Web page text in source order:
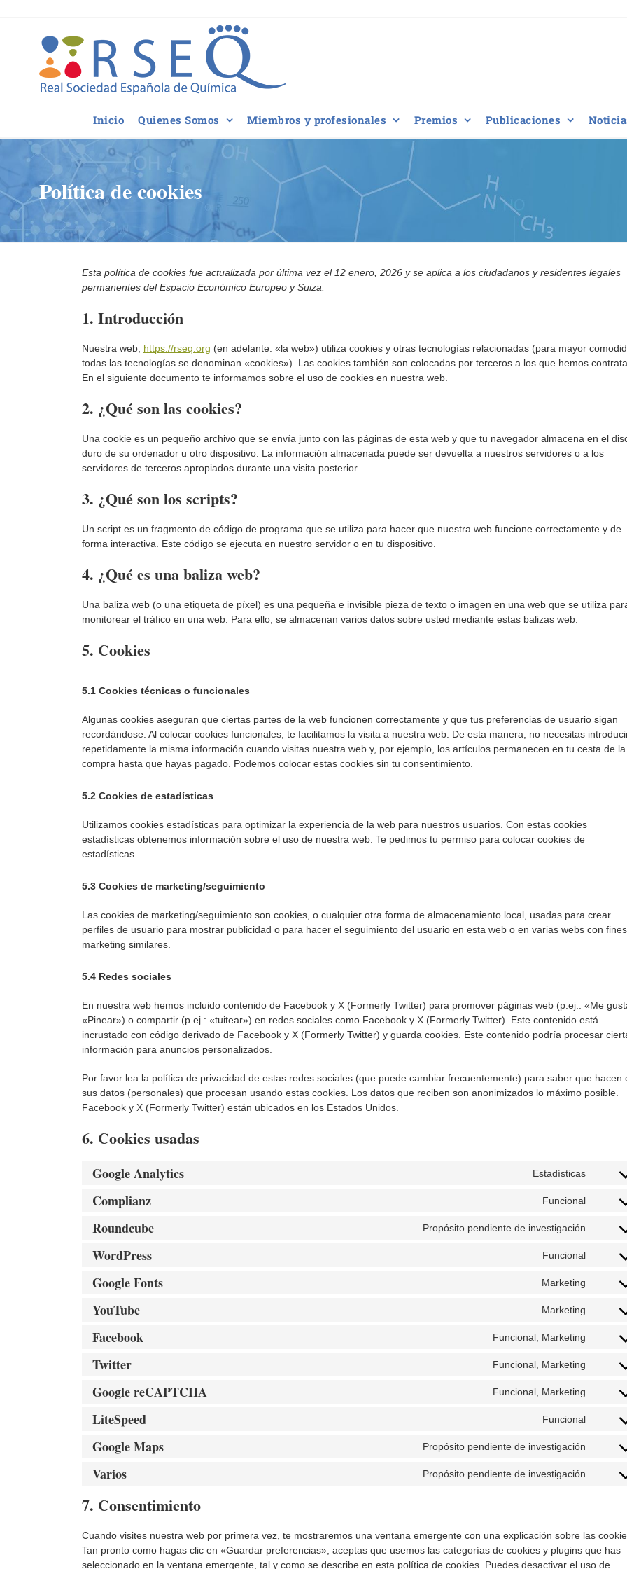
contenido
Inicio Quienes Somos Miembros y profesionales Premios Publicaciones
Política de cookies
Esta política de cookies fue actualizada por última vez el 12 enero, 2026 y se aplica a los ciudadanos y residentes legales
permanentes del Espacio Económico Europeo y Suiza.
1. Introducción
Nuestra web, https://rseq.org (en adelante: «la web») utiliza cookies y otras tecnologías relacionadas (para mayor
todas las tecnologías se denominan «cookies»). Las cookies también son colocadas por terceros a los que hemos
En el siguiente documento te informamos sobre el uso de cookies en nuestra web.
2. ¿Qué son las cookies?
Una cookie es un pequeño archivo que se envía junto con las páginas de esta web y que tu navegador almacena en el
duro de su ordenador u otro dispositivo. La información almacenada puede ser devuelta a nuestros servidores o a los
servidores de terceros apropiados durante una visita posterior.
3. ¿Qué son los scripts?
Un script es un fragmento de código de programa que se utiliza para hacer que nuestra web funcione correctamente y de
forma interactiva. Este código se ejecuta en nuestro servidor o en tu dispositivo.
4. ¿Qué es una baliza web?
Una baliza web (o una etiqueta de píxel) es una pequeña e invisible pieza de texto o imagen en una web que se utiliza
monitorear el tráfico en una web. Para ello, se almacenan varios datos sobre usted mediante estas balizas web.
5. Cookies
5.1 Cookies técnicas o funcionales
Algunas cookies aseguran que ciertas partes de la web funcionen correctamente y que tus preferencias de usuario sigan
recordándose. Al colocar cookies funcionales, te facilitamos la visita a nuestra web. De esta manera, no necesitas
repetidamente la misma información cuando visitas nuestra web y, por ejemplo, los artículos permanecen en tu cesta de la
compra hasta que hayas pagado. Podemos colocar estas cookies sin tu consentimiento.
5.2 Cookies de estadísticas
Utilizamos cookies estadísticas para optimizar la experiencia de la web para nuestros usuarios. Con estas cookies
estadísticas obtenemos información sobre el uso de nuestra web. Te pedimos tu permiso para colocar cookies de
estadísticas.
5.3 Cookies de marketing/seguimiento
Las cookies de marketing/seguimiento son cookies, o cualquier otra forma de almacenamiento local, usadas para crear
perfiles de usuario para mostrar publicidad o para hacer el seguimiento del usuario en esta web o en varias webs con
marketing similares.
5.4 Redes sociales
En nuestra web hemos incluido contenido de Facebook y X (Formerly Twitter) para promover páginas web (p.ej.: «Me
«Pinear») o compartir (p.ej.: «tuitear») en redes sociales como Facebook y X (Formerly Twitter). Este contenido está
incrustado con código derivado de Facebook y X (Formerly Twitter) y guarda cookies. Este contenido podría procesar
información para anuncios personalizados.
Por favor lea la política de privacidad de estas redes sociales (que puede cambiar frecuentemente) para saber que hacen
sus datos (personales) que procesan usando estas cookies. Los datos que reciben son anonimizados lo máximo posible.
Facebook y X (Formerly Twitter) están ubicados en los Estados Unidos.
6. Cookies usadas
Google Analytics Estadísticas
service
google-
Complianz Funcional
service
Roundcube Propósito pendiente de investigación
service
WordPress Funcional
service
Google Fonts Marketing
service
google-
YouTube Marketing
service
Facebook Funcional, Marketing
service
Twitter Funcional, Marketing
service
twitter
Google reCAPTCHA Funcional, Marketing
service
google-
LiteSpeed Funcional
service
Google Maps Propósito pendiente de investigación
service
Varios Propósito pendiente de investigación
7. Consentimiento
Cuando visites nuestra web por primera vez, te mostraremos una ventana emergente con una explicación sobre las
Tan pronto como hagas clic en «Guardar preferencias», aceptas que usemos las categorías de cookies y plugins que has
seleccionado en la ventana emergente, tal y como se describe en esta política de cookies. Puedes desactivar el uso de